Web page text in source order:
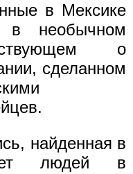
в Мексике
в необычном
о
сделанном
найденная в
людей в